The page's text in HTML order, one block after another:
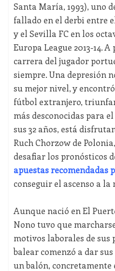
Santa María, 1993), uno
fallado en el derbi entre
y el Sevilla FC en los
Europa League 2013-14.
carrera del jugador
siempre. Una depresión
su mejor nivel, y
fútbol extranjero,
más desconocidas para
sus 32 años, está
Ruch Chorzow de
desafiar los pronósticos
apuestas recomendadas
conseguir el ascenso a
Aunque nació en El
Nono tuvo que
motivos laborales de sus
balear comenzó a dar
un balón, concretamente